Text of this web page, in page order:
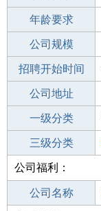
工作经验
年龄要求
工作地点
公司规模
公司电话
招聘开始时间
招聘结束时间
公司地址
一级分类
二级分类
三级分类
其他行业
公司福利：
公司名称